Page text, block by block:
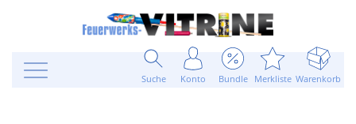
Suche Konto Bundle Merkliste Warenkorb